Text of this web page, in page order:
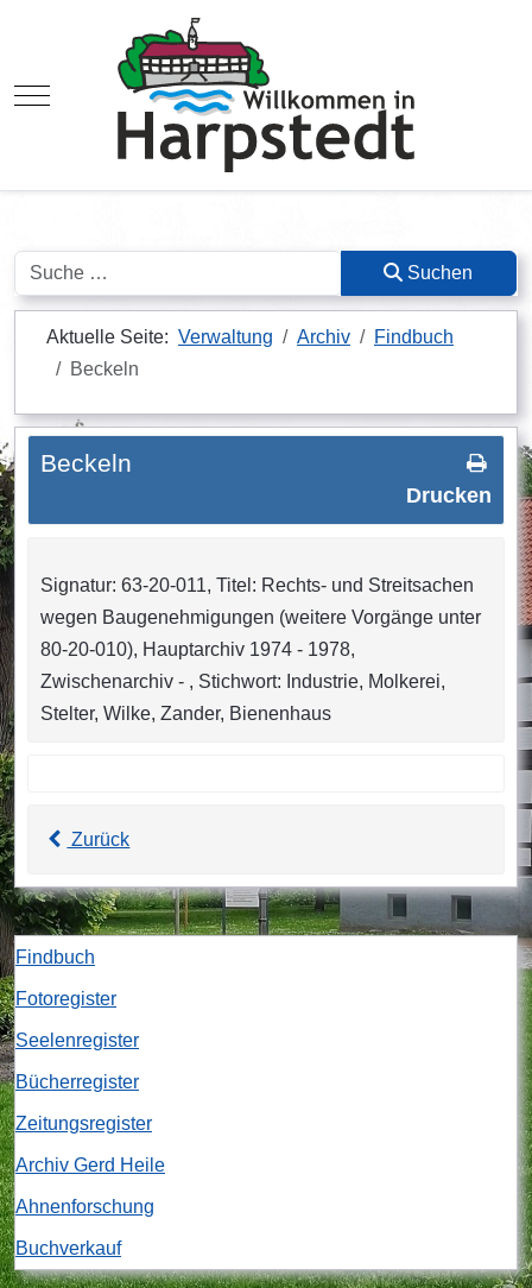
Mobile Menu Toggle
Suchen Suchen
Aktuelle Seite: Verwaltung Archiv
Findbuch
Beckeln
Drucken
Beckeln
Signatur: 63-20-011, Titel: Rechts- und Streitsachen
wegen Baugenehmigungen (weitere Vorgänge unter
80-20-010), Hauptarchiv 1974 - 1978,
Zwischenarchiv - , Stichwort: Industrie, Molkerei,
Stelter, Wilke, Zander, Bienenhaus
Zurück
Findbuch
Fotoregister
Seelenregister
Bücherregister
Zeitungsregister
Archiv Gerd Heile
Ahnenforschung
Buchverkauf